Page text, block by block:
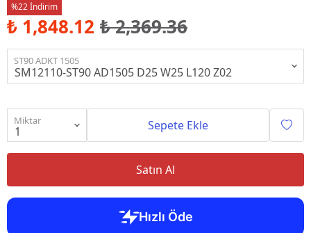
%22 İndirim
₺ 1,848.12 ₺ 2,369.36
ST90 ADKT 1505
Miktar Sepete Ekle
Satın Al